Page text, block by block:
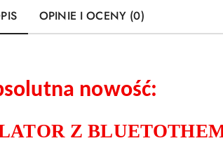
OPINIE I OCENY (0)
nowość:
Z